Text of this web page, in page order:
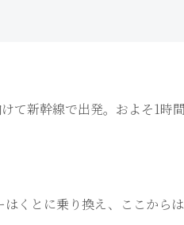
て新幹線で出発。およそ1時
くとに乗り換え、ここから